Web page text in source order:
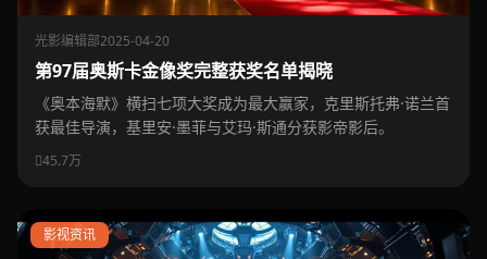
光影编辑部2025-04-20
第97届奥斯卡金像奖完整获奖名单揭晓
《奥本海默》横扫七项大奖成为最大赢家，克里斯托弗·诺兰首
获最佳导演，基里安·墨菲与艾玛·斯通分获影帝影后。
45.7万
影视资讯